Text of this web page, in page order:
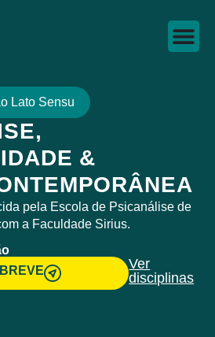
Lato Sensu
&
pela Escola de Psicanálise de
a Faculdade Sirius.
Ver
disciplinas